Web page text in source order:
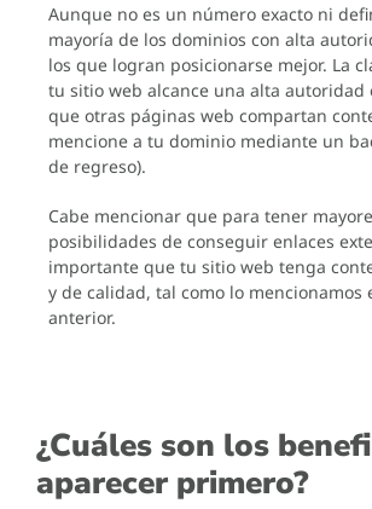
Aunque no es un número exacto ni
mayoría de los dominios con alta
los que logran posicionarse mejor. La
tu sitio web alcance una alta autoridad
que otras páginas web compartan
mencione a tu dominio mediante un
de regreso).
Cabe mencionar que para tener
posibilidades de conseguir enlaces
importante que tu sitio web tenga
y de calidad, tal como lo mencionamos
anterior.
¿Cuáles son los
aparecer primero?